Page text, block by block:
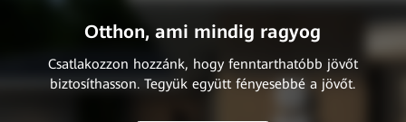
Otthon, ami mindig ragyog
Csatlakozzon hozzánk, hogy fenntarthatóbb jövőt
biztosíthasson. Tegyük együtt fényesebbé a jövőt.